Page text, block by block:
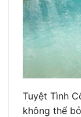
Tuyệt Tình
không thể